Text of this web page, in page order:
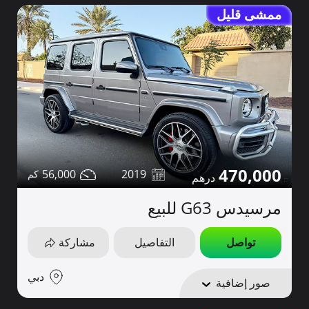
ممشى قليل
470,000
2019
56,000
مرسيدس G63 للبيع
تواصل التفاصيل مشاركة
صور إضافية دبي